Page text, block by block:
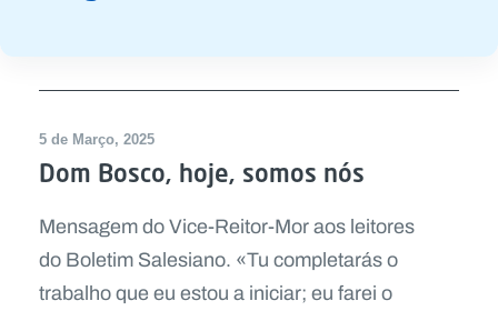
5 de Março, 2025
Dom Bosco, hoje, somos nós
Mensagem do Vice-Reitor-Mor aos leitores
do Boletim Salesiano. «Tu completarás o
trabalho que eu estou a iniciar; eu farei o